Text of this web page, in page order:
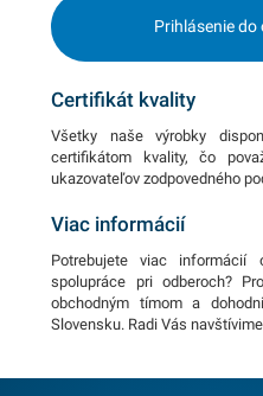
Prihlásenie
Certifikát kvality
Všetky naše výrobky
certifikátom kvality, čo
ukazovateľov zodpovedného
Viac informácií
Potrebujete viac informácií
spolupráce pri odberoch?
obchodným tímom a
Slovensku. Radi Vás